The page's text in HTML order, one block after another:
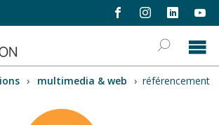
› multimedia & web › référencement